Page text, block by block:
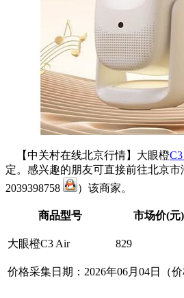
【中关村在线北京行情】大眼橙
定。感兴趣的朋友可直接前往北京市
2039398758
）该商家。
商品型号 市场价(元)
大眼橙C3 Air 829
价格采集日期：2026年06月04日（